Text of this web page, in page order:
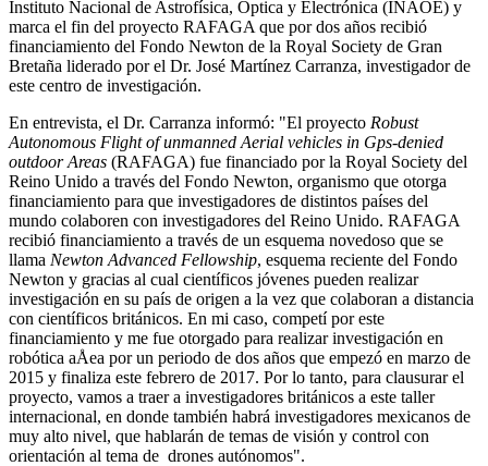
Instituto Nacional de Astrofísica, Óptica y Electrónica (INAOE) y
marca el fin del proyecto RAFAGA que por dos años recibió
financiamiento del Fondo Newton de la Royal Society de Gran
Bretaña liderado por el Dr. José Martínez Carranza, investigador de
este centro de investigación.
En entrevista, el Dr. Carranza informó: "El proyecto Robust
Autonomous Flight of unmanned Aerial vehicles in Gps-denied
outdoor Areas (RAFAGA) fue financiado por la Royal Society del
Reino Unido a través del Fondo Newton, organismo que otorga
financiamiento para que investigadores de distintos países del
mundo colaboren con investigadores del Reino Unido. RAFAGA
recibió financiamiento a través de un esquema novedoso que se
llama Newton Advanced Fellowship, esquema reciente del Fondo
Newton y gracias al cual científicos jóvenes pueden realizar
investigación en su país de origen a la vez que colaboran a distancia
con científicos británicos. En mi caso, competí por este
financiamiento y me fue otorgado para realizar investigación en
robótica aÅea por un periodo de dos años que empezó en marzo de
2015 y finaliza este febrero de 2017. Por lo tanto, para clausurar el
proyecto, vamos a traer a investigadores británicos a este taller
internacional, en donde también habrá investigadores mexicanos de
muy alto nivel, que hablarán de temas de visión y control con
orientación al tema de drones autónomos".